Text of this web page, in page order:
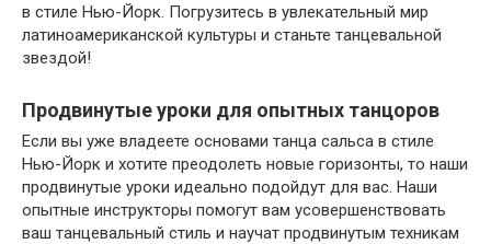
в стиле Нью-Йорк. Погрузитесь в увлекательный мир
латиноамериканской культуры и станьте танцевальной
звездой!
Продвинутые уроки для опытных танцоров
Если вы уже владеете основами танца сальса в стиле
Нью-Йорк и хотите преодолеть новые горизонты, то наши
продвинутые уроки идеально подойдут для вас. Наши
опытные инструкторы помогут вам усовершенствовать
ваш танцевальный стиль и научат продвинутым техникам